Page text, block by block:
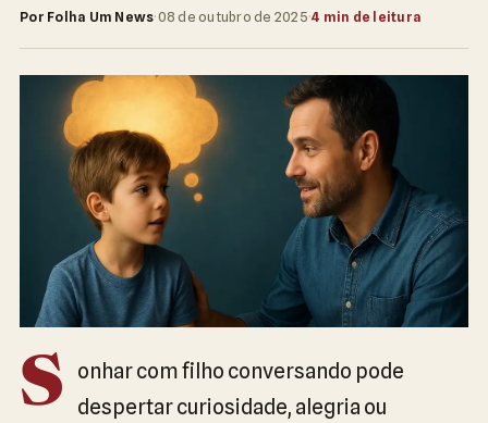
Por Folha Um News·08 de outubro de 2025·4 min de leitura
S
onhar com filho conversando pode
despertar curiosidade, alegria ou